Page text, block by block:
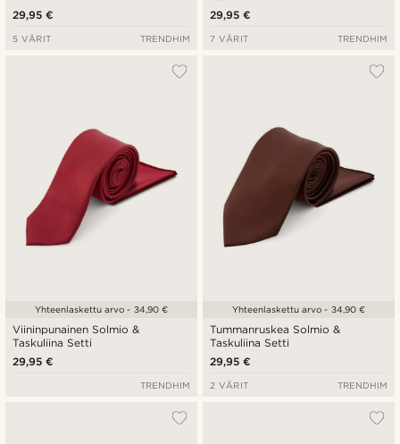
29,95 €
5 VÄRIT TRENDHIM
29,95 €
7 VÄRIT TRENDHIM
Viininpunainen Solmio &
Taskuliina Setti
29,95 €
Yhteenlaskettu arvo - 34,90 €
TRENDHIM
Tummanruskea Solmio &
Taskuliina Setti
29,95 €
Yhteenlaskettu arvo - 34,90 €
2 VÄRIT TRENDHIM